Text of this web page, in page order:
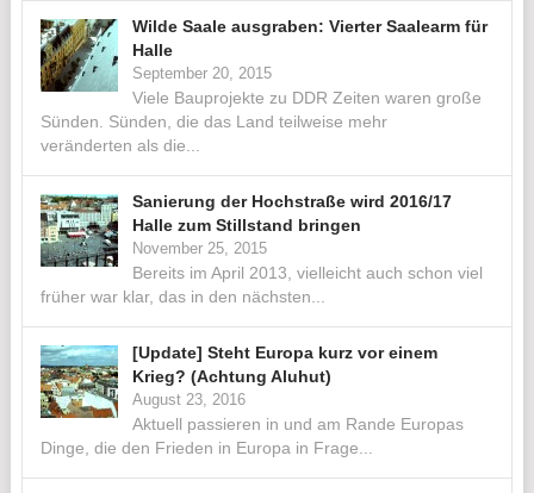
Wilde Saale ausgraben: Vierter Saalearm für
Halle
September 20, 2015
Viele Bauprojekte zu DDR Zeiten waren große
Sünden. Sünden, die das Land teilweise mehr
veränderten als die...
Sanierung der Hochstraße wird 2016/17
Halle zum Stillstand bringen
November 25, 2015
Bereits im April 2013, vielleicht auch schon viel
früher war klar, das in den nächsten...
[Update] Steht Europa kurz vor einem
Krieg? (Achtung Aluhut)
August 23, 2016
Aktuell passieren in und am Rande Europas
Dinge, die den Frieden in Europa in Frage...